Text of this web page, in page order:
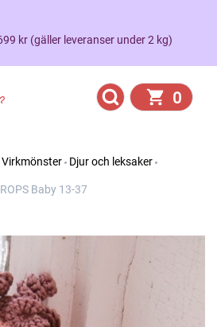
kr (gäller leveranser under 2 kg)
0
Virkmönster Djur och leksaker
Baby 13-37